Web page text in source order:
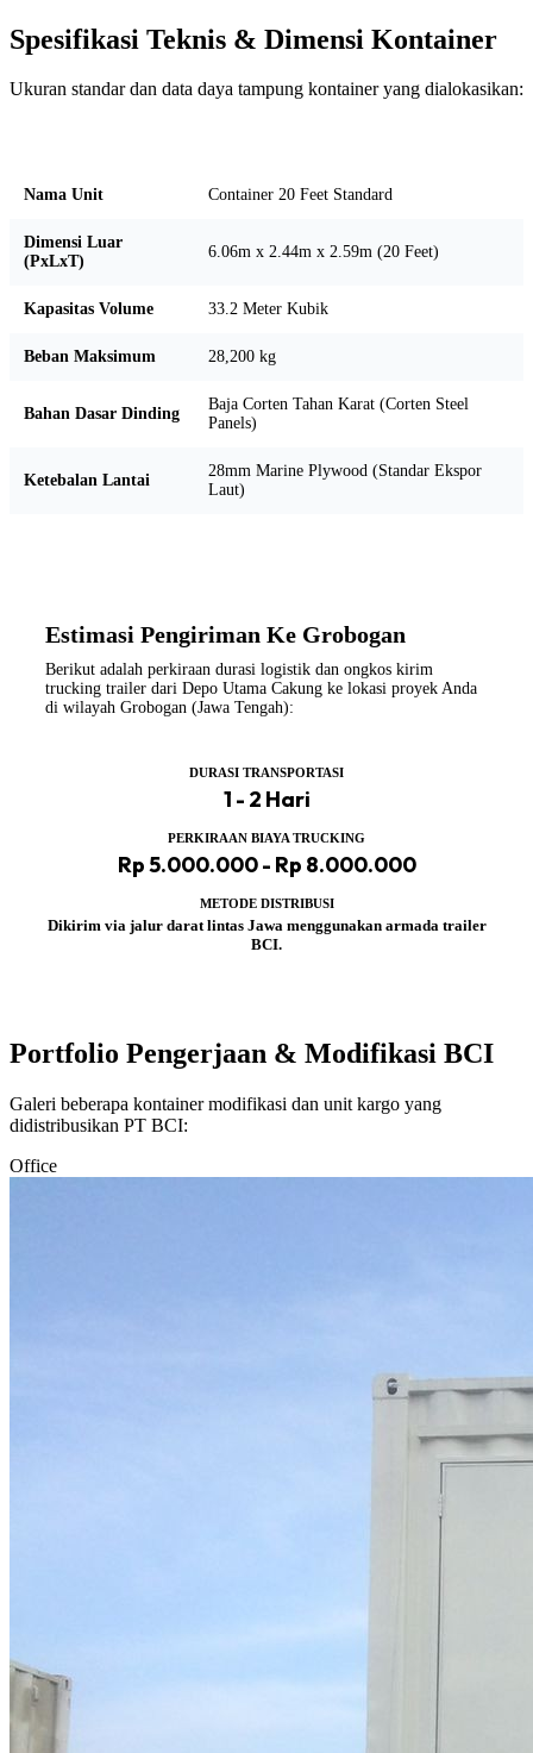
Spesifikasi Teknis & Dimensi Kontainer
Ukuran standar dan data daya tampung kontainer yang dialokasikan:
Nama Unit Container 20 Feet Standard
Dimensi Luar
(PxLxT)
6.06m x 2.44m x 2.59m (20 Feet)
Kapasitas Volume 33.2 Meter Kubik
Beban Maksimum 28,200 kg
Bahan Dasar Dinding
Baja Corten Tahan Karat (Corten Steel
Panels)
Ketebalan Lantai
28mm Marine Plywood (Standar Ekspor
Laut)
Estimasi Pengiriman Ke Grobogan
Berikut adalah perkiraan durasi logistik dan ongkos kirim
trucking trailer dari Depo Utama Cakung ke lokasi proyek Anda
di wilayah Grobogan (Jawa Tengah):
DURASI TRANSPORTASI
1 - 2 Hari
PERKIRAAN BIAYA TRUCKING
Rp 5.000.000 - Rp 8.000.000
METODE DISTRIBUSI
Dikirim via jalur darat lintas Jawa menggunakan armada trailer
BCI.
Portfolio Pengerjaan & Modifikasi BCI
Galeri beberapa kontainer modifikasi dan unit kargo yang
didistribusikan PT BCI:
Office